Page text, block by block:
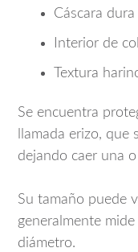
Cáscara dura
Interior de
Textura
Se encuentra
llamada erizo,
dejando caer una
Su tamaño puede
generalmente
diámetro.